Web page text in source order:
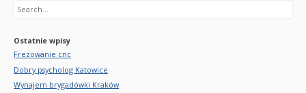
Search
Ostatnie wpisy
Frezowanie cnc
Dobry psycholog Katowice
Wynajem brygadówki Kraków